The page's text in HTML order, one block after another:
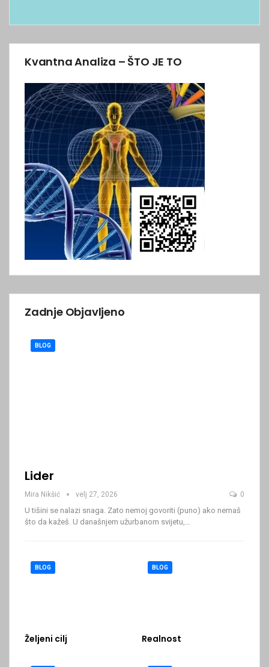
Kvantna Analiza – ŠTO JE TO
Zadnje Objavljeno
BLOG
Lider
Mira Nikšić velj 27, 2026 0
U tišini se nalazi snaga. Zato nemoj govoriti (puno) ako nemaš
što da kažeš. U današnjem užurbanom svijetu,…
BLOG
Željeni cilj
BLOG
Realnost